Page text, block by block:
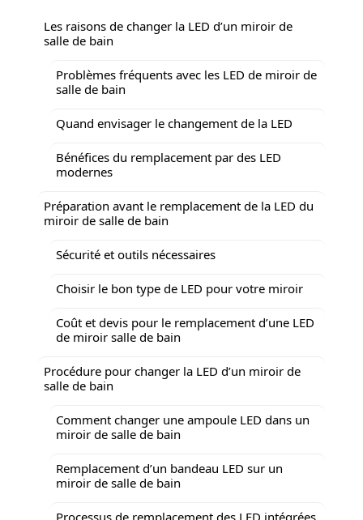
Les raisons de changer la LED d’un miroir de
salle de bain
Problèmes fréquents avec les LED de miroir de
salle de bain
Quand envisager le changement de la LED
Bénéfices du remplacement par des LED
modernes
Préparation avant le remplacement de la LED du
miroir de salle de bain
Sécurité et outils nécessaires
Choisir le bon type de LED pour votre miroir
Coût et devis pour le remplacement d’une LED
de miroir salle de bain
Procédure pour changer la LED d’un miroir de
salle de bain
Comment changer une ampoule LED dans un
miroir de salle de bain
Remplacement d’un bandeau LED sur un
miroir de salle de bain
Processus de remplacement des LED intégrées